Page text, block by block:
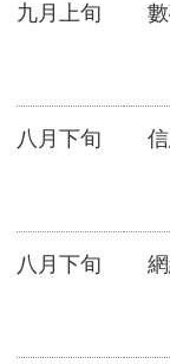
九月上旬
八月下旬
八月下旬